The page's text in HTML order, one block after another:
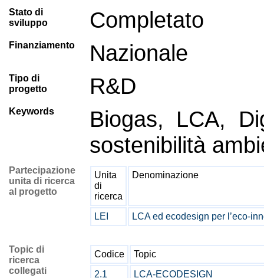
Stato di
sviluppo
Completato
Finanziamento Nazionale
Tipo di
progetto
R&D
Keywords
Biogas, LCA,
sostenibilità
Partecipazione
unita di ricerca
al progetto
Unita
di
ricerca
Denominazione
LEI LCA ed ecodesign per l’eco-
Topic di
ricerca
collegati
Codice
Topic
2.1
LCA-ECODESIGN